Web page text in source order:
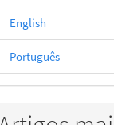
English
Português